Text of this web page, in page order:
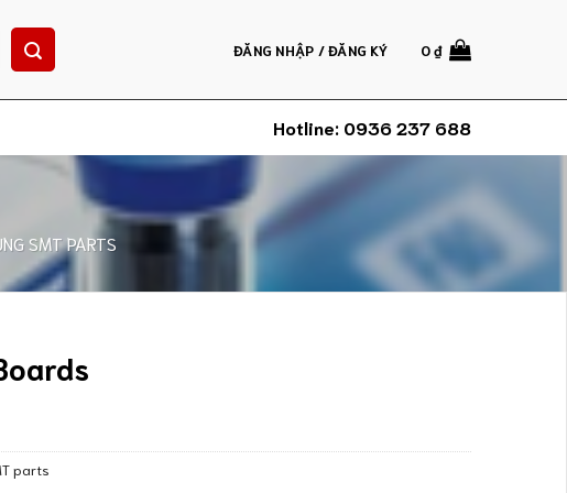
ĐĂNG NHẬP / ĐĂNG KÝ 0₫
Hotline: 0936 237 688
SMT PARTS
parts